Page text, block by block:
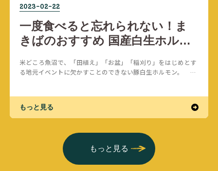
2023-02-22
一度食べると忘れられない！ま
きばのおすすめ 国産白生ホルモ
米どころ魚沼で、「田植え」「お盆」「稲刈り」をはじめとす
る地元イベントに欠かすことのできない豚白生ホルモン。 独
もっと見る
もっと見る